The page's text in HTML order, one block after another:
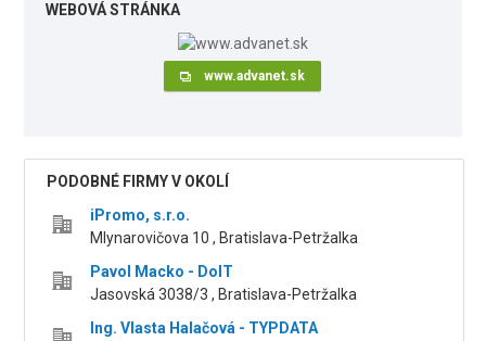
WEBOVÁ STRÁNKA
www.advanet.sk
PODOBNÉ FIRMY V OKOLÍ
iPromo, s.r.o.
Mlynarovičova 10 , Bratislava-Petržalka
Pavol Macko - DoIT
Jasovská 3038/3 , Bratislava-Petržalka
Ing. Vlasta Halačová - TYPDATA